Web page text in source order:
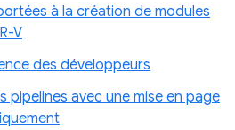
à la création de modules
V
des développeurs
pipelines avec une mise en page